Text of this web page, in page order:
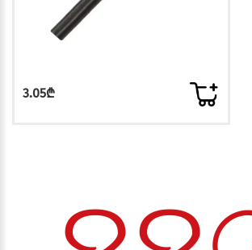
3.05₾